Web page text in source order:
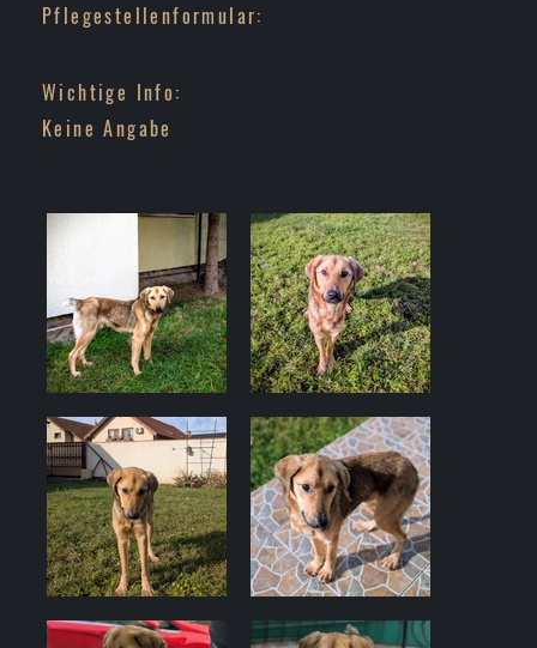
Pflegestellenformular:
Wichtige Info:
Keine Angabe